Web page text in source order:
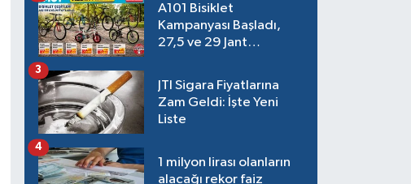
A101 Bisiklet
Kampanyası Başladı,
27,5 ve 29 Jant
JTI Sigara Fiyatlarına
Zam Geldi: İşte Yeni
Liste
3
1 milyon lirası olanların
alacağı rekor faiz
4